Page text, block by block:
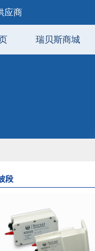
应商
瑞贝斯商城
段